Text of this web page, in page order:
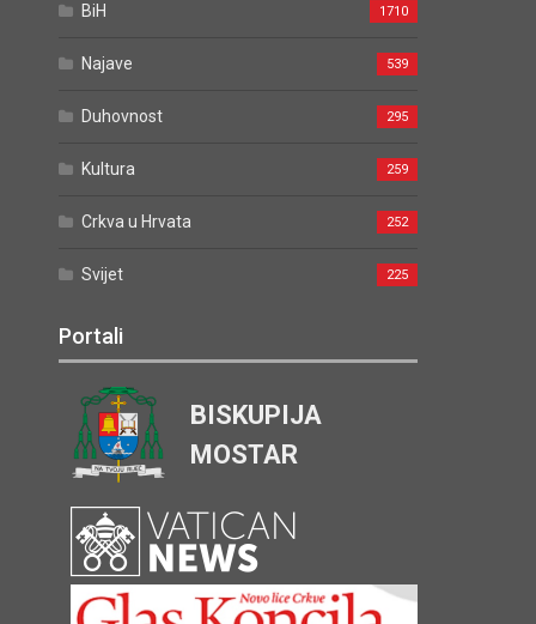
BiH 1710
Najave 539
Duhovnost 295
Kultura 259
Crkva u Hrvata 252
Svijet 225
Portali
BISKUPIJA
MOSTAR